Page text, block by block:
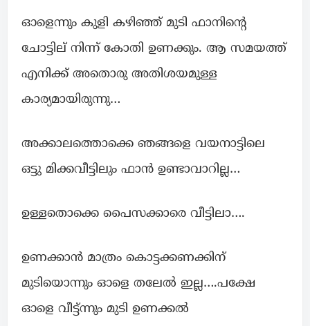
ഓളെന്നും കുളി കഴിഞ്ഞ് മുടി ഫാനിൻ്റെ
ചോട്ടില് നിന്ന് കോതി ഉണക്കും. ആ സമയത്ത്
എനിക്ക് അതൊരു അതിശയമുള്ള
കാര്യമായിരുന്നു…
അക്കാലത്തൊക്കെ ഞങ്ങളെ വയനാട്ടിലെ
ഒട്ടു മിക്കവീട്ടിലും ഫാൻ ഉണ്ടാവാറില്ല…
ഉള്ളതൊക്കെ പൈസക്കാരെ വീട്ടിലാ….
ഉണക്കാൻ മാത്രം കൊട്ടക്കണക്കിന്
മുടിയൊന്നും ഓളെ തലേൽ ഇല്ല….പക്ഷേ
ഓളെ വീട്ട്ന്നും മുടി ഉണക്കൽ